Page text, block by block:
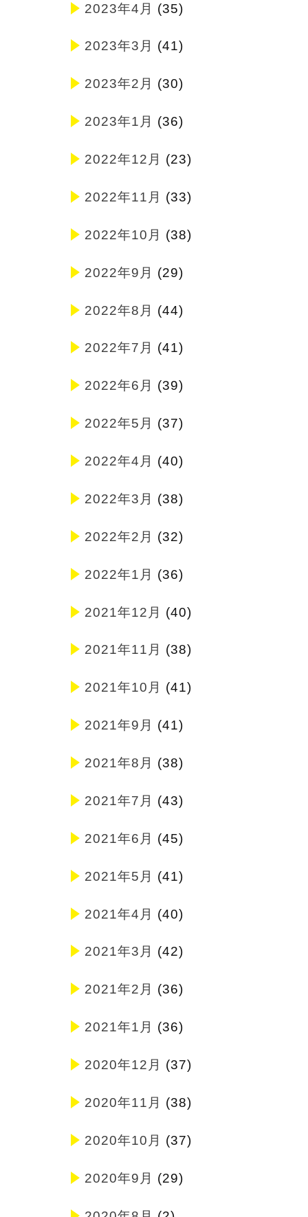
2023年4月 (35)
2023年3月 (41)
2023年2月 (30)
2023年1月 (36)
2022年12月 (23)
2022年11月 (33)
2022年10月 (38)
2022年9月 (29)
2022年8月 (44)
2022年7月 (41)
2022年6月 (39)
2022年5月 (37)
2022年4月 (40)
2022年3月 (38)
2022年2月 (32)
2022年1月 (36)
2021年12月 (40)
2021年11月 (38)
2021年10月 (41)
2021年9月 (41)
2021年8月 (38)
2021年7月 (43)
2021年6月 (45)
2021年5月 (41)
2021年4月 (40)
2021年3月 (42)
2021年2月 (36)
2021年1月 (36)
2020年12月 (37)
2020年11月 (38)
2020年10月 (37)
2020年9月 (29)